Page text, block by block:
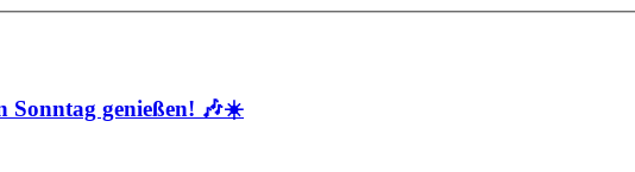
Sonntag genießen! 🎶☀️